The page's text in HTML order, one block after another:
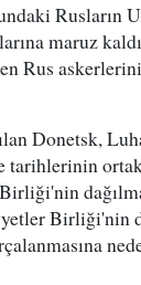
Rusların
maruz
Rus
Donetsk,
tarihlerinin
Birliği'nin